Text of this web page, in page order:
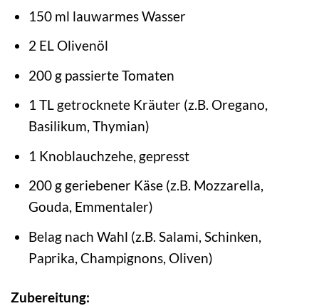
150 ml lauwarmes Wasser
2 EL Olivenöl
200 g passierte Tomaten
1 TL getrocknete Kräuter (z.B. Oregano,
Basilikum, Thymian)
1 Knoblauchzehe, gepresst
200 g geriebener Käse (z.B. Mozzarella,
Gouda, Emmentaler)
Belag nach Wahl (z.B. Salami, Schinken,
Paprika, Champignons, Oliven)
Zubereitung: